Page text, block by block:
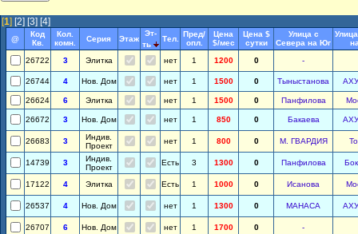
[1] [2] [3] [4]
@
Код
Кв.
Кол.
комн.
Серия Этаж
Эт-
ть
Тел.
Пред/
опл.
Цена
$/мес
Цена $
сутки
Улица с
Севера на Юг
26722
3 Элитка нет 1 1200 0 -
26744 4 Нов. Дом нет 1 1500 0 Тыныстанова
26624 6 Элитка нет 1 1500 0 Панфилова
26672 3 Нов. Дом нет 1 850 0 Бакаева
26683 3
Индив.
Проект
нет 1 800 0 М. ГВАРДИЯ
14739 3
Индив.
Проект
Есть 3 1300 0 Панфилова
17122 4 Элитка Есть 1 1000 0 Исанова
26537 4 Нов. Дом нет 1 1300 0 МАНАСА
26707 6 Нов. Дом нет 1 1700 0 -